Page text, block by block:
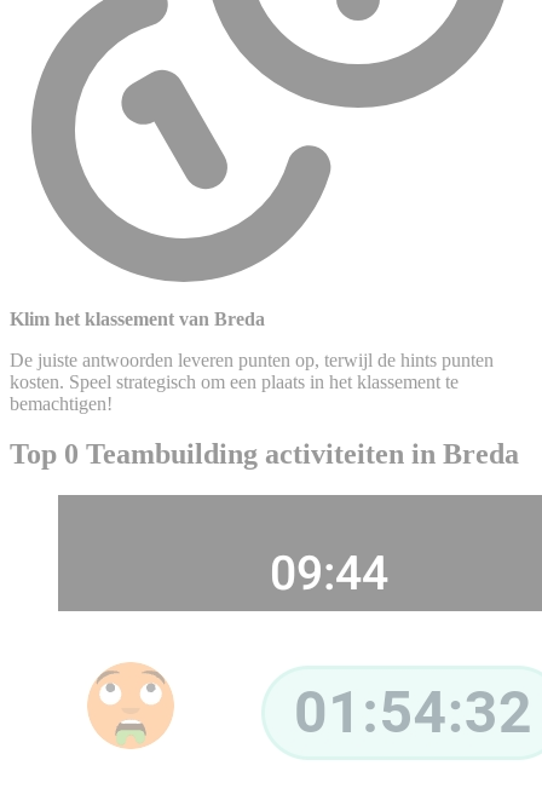
Klim het klassement van Breda
De juiste antwoorden leveren punten op, terwijl de hints punten
kosten. Speel strategisch om een plaats in het klassement te
bemachtigen!
Top 0 Teambuilding activiteiten in Breda